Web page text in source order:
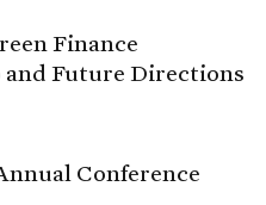
Finance
and Future Directions
Conference